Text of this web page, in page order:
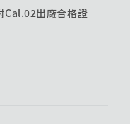
Cal.02出廠合格證